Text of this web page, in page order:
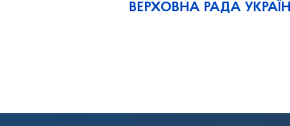
ВЕРХОВНА РАДА